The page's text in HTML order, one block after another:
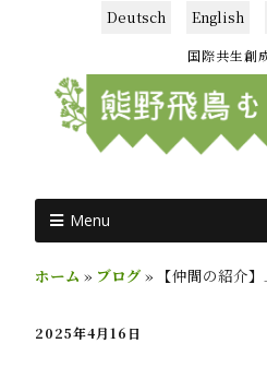
Deutsch English
国際共生創
Menu
ホーム » ブログ » 【仲間の紹介
2025年4月16日